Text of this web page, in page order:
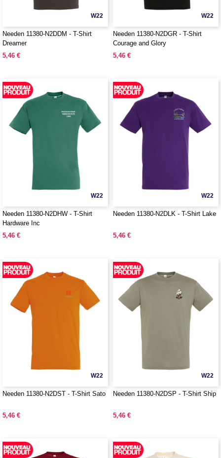
W22
Needen 11380-N2DDM - T-Shirt
Dreamer
5,46 €
W22
Needen 11380-N2DGR - T-Shirt
Courage and Glory
5,46 €
W22
Needen 11380-N2DHW - T-Shirt
Hardware Inc
5,46 €
W22
Needen 11380-N2DLK - T-Shirt Lake
5,46 €
W22
Needen 11380-N2DST - T-Shirt Sato
5,46 €
W22
Needen 11380-N2DSP - T-Shirt Ship
5,46 €